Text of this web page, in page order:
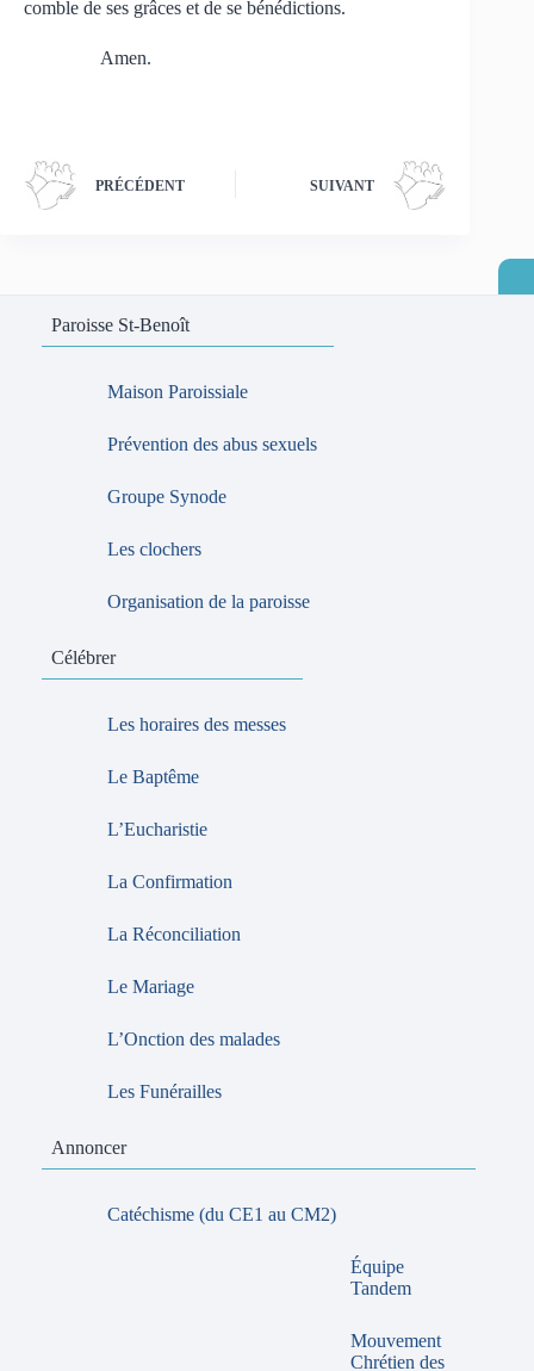
comble de ses grâces et de se bénédictions.
Amen.
PRÉCÉDENT SUIVANT
Paroisse St-Benoît
Maison Paroissiale
Prévention des abus sexuels
Groupe Synode
Les clochers
Organisation de la paroisse
Célébrer
Les horaires des messes
Le Baptême
L’Eucharistie
La Confirmation
La Réconciliation
Le Mariage
L’Onction des malades
Les Funérailles
Annoncer
Catéchisme (du CE1 au CM2)
Équipe
Tandem
Mouvement
Chrétien des